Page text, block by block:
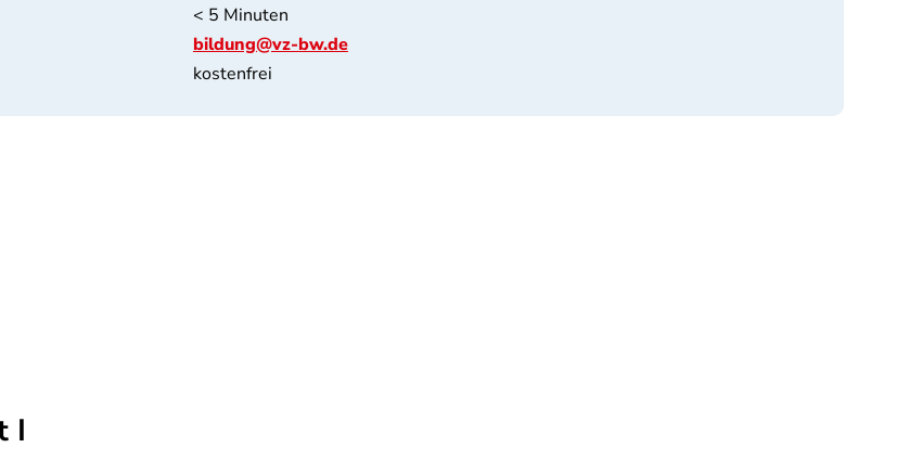
< 5 Minuten
bildung@vz-bw.de
kostenfrei
I